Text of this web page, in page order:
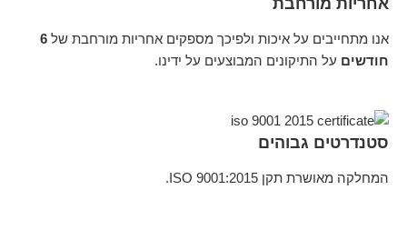
אחריות מורחבת
אנו מתחייבים על איכות ולפיכך מספקים אחריות מורחבת של 6
חודשים על התיקונים המבוצעים על ידינו.
סטנדרטים גבוהים
המחלקה מאושרת תקן ISO 9001:2015.